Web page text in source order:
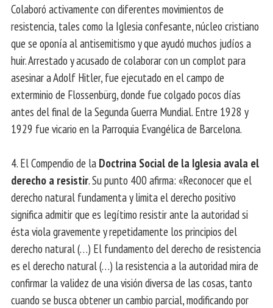
Colaboró ​​activamente con diferentes movimientos de
resistencia, tales como la Iglesia confesante, núcleo cristiano
que se oponía al antisemitismo y que ayudó muchos judíos a
huir. Arrestado y acusado de colaborar con un complot para
asesinar a Adolf Hitler, fue ejecutado en el campo de
exterminio de Flossenbürg, donde fue colgado pocos días
antes del final de la Segunda Guerra Mundial. Entre 1928 y
1929 fue vicario en la Parroquia Evangélica de Barcelona.
4. El Compendio de la Doctrina Social de la Iglesia avala el
derecho a resistir. Su punto 400 afirma: «Reconocer que el
derecho natural fundamenta y limita el derecho positivo
significa admitir que es legítimo resistir ante la autoridad si
ésta viola gravemente y repetidamente los principios del
derecho natural (…) El fundamento del derecho de resistencia
es el derecho natural (…) la resistencia a la autoridad mira de
confirmar la validez de una visión diversa de las cosas, tanto
cuando se busca obtener un cambio parcial, modificando por